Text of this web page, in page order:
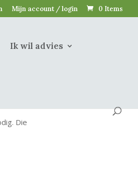
Mijn account / login 0 Items
Ik wil advies
Die